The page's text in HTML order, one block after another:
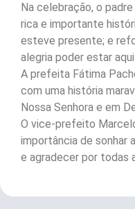
Na celebração, o
rica e importante
esteve presente; e
alegria poder estar
A prefeita Fátima
com uma história
Nossa Senhora e em
O vice-prefeito
importância de sonhar
e agradecer por todas